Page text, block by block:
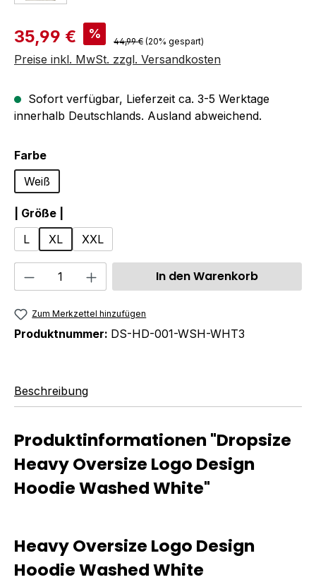
Verkaufspreis:
35,99 € % Regulärer Preis:
44,99 € (20% gespart)
Preise inkl. MwSt. zzgl. Versandkosten
Sofort verfügbar, Lieferzeit ca. 3-5 Werktage
innerhalb Deutschlands. Ausland abweichend.
Farbeauswählen
Weiß
| Größe |
L
XL XXL
Produkt Anzahl: Gib denIn den Warenkorb
Zum Merkzettel hinzufügen
Produktnummer: DS-HD-001-WSH-WHT3
Beschreibung
Produktinformationen "Dropsize
Heavy Oversize Logo Design
Hoodie Washed White"
Heavy Oversize Logo Design
Hoodie Washed White